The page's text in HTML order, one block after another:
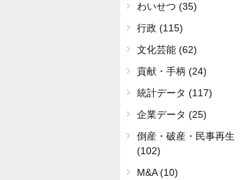
わいせつ (35)
行政 (115)
文化芸能 (62)
貢献・手柄 (24)
統計データ (117)
企業データ (25)
倒産・破産・民事再生
(102)
M&A (10)